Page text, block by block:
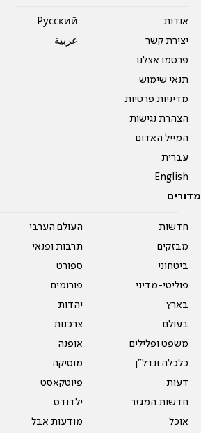
אודות
יצירת קשר
פרסמו אצלנו
תנאי שימוש
מדיניות פרטיות
הצהרת נגישות
המייל האדום
עברית
English
Pусский
عربية
מדורים
חדשות
מבזקים
ביטחוני
פוליטי-מדיני
בארץ
בעולם
משפט ופלילים
כלכלה ונדל"ן
דעות
חדשות המגזר
אוכל
העולם הערבי
תרבות ופנאי
ספורט
פורומים
יהדות
צרכנות
אופנה
מוסיקה
פיוטקאסט
ילדודס
מודעות אבל